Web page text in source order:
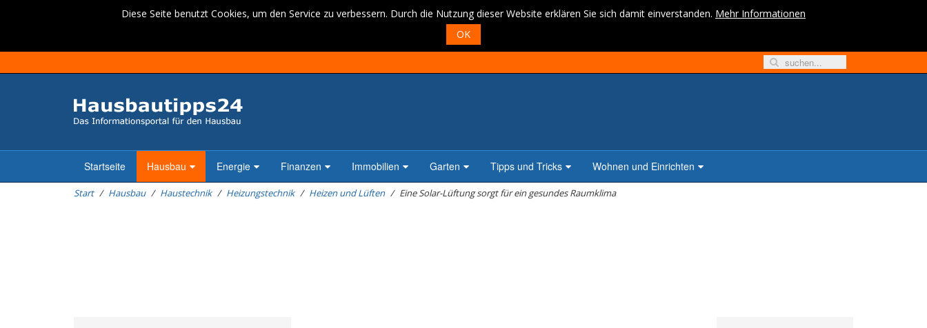
Diese Seite benutzt Cookies, um den Service zu verbessern. Durch die Nutzung dieser Website erklären Sie sich damit einverstanden. Mehr Informationen
OK
Startseite Hausbau Energie Finanzen Immobilien Garten Tipps und Tricks Wohnen und Einrichten
Start Hausbau Haustechnik Heizungstechnik Heizen und Lüften Eine Solar-Lüftung sorgt für ein gesundes Raumklima